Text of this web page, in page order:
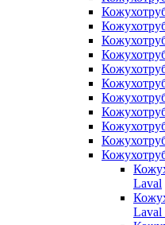
Laval
Laval